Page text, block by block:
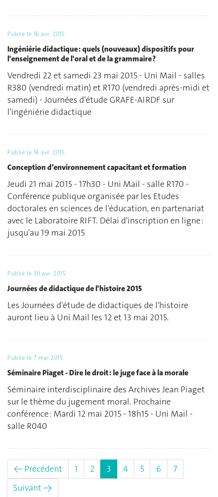
Publié le 16 avr. 2015
Ingéniérie didactique : quels (nouveaux) dispositifs pour
l'enseignement de l'oral et de la grammaire ?
Vendredi 22 et samedi 23 mai 2015 - Uni Mail - salles
R380 (vendredi matin) et R170 (vendredi après-midi et
samedi) - Journées d'étude GRAFE-AIRDF sur
l'ingéniérie didactique
Publié le 16 avr. 2015
Conception d’environnement capacitant et formation
Jeudi 21 mai 2015 - 17h30 - Uni Mail - salle R170 -
Conférence publique organisée par les Etudes
doctorales en sciences de l'éducation, en partenariat
avec le Laboratoire RIFT. Délai d'inscription en ligne :
jusqu'au 19 mai 2015
Publié le 30 avr. 2015
Journées de didactique de l'histoire 2015
Les Journées d'étude de didactiques de l'histoire
auront lieu à Uni Mail les 12 et 13 mai 2015.
Publié le 7 mai 2015
Séminaire Piaget - Dire le droit : le juge face à la morale
Séminaire interdisciplinaire des Archives Jean Piaget
sur le thème du jugement moral. Prochaine
conférence : Mardi 12 mai 2015 - 18h15 - Uni Mail -
salle R040
← Précédent 1 2 3 (actuel)
4 5 6
7
Suivant →